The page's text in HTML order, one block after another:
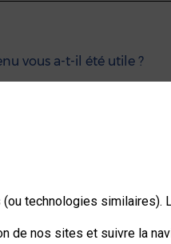
technologies similaires).
de nos sites et suivre la
vous a-t-il été utile ?